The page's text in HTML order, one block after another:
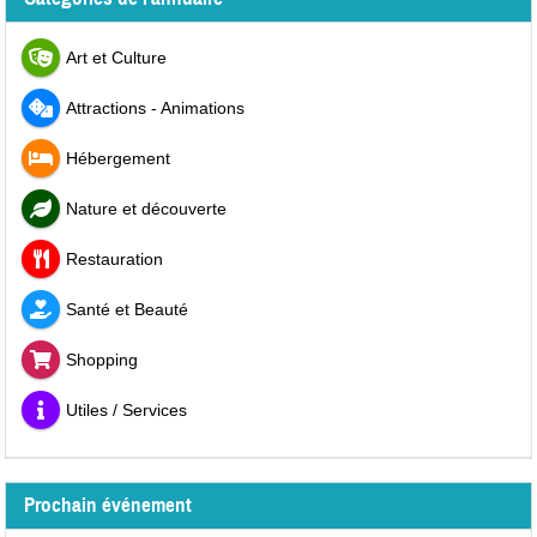
Art et Culture
Attractions - Animations
Hébergement
Nature et découverte
Restauration
Santé et Beauté
Shopping
Utiles / Services
Prochain événement